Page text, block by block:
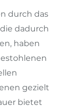
durch das
dadurch
haben
gezielt
bietet